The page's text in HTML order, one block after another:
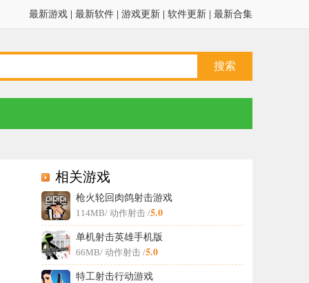
最新游戏 最新软件 游戏更新 软件更新 最新合集
相关游戏
枪火轮回肉鸽射击游戏
114MB/ 动作射击 /5.0
单机射击英雄手机版
66MB/ 动作射击 /5.0
特工射击行动游戏